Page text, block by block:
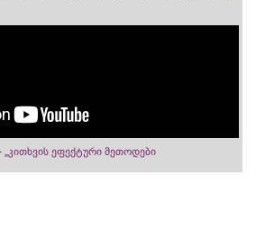
„კითხვის ეფექტური მეთოდები